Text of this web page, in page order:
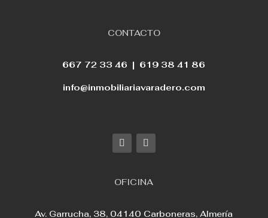
CONTACTO
667 72 33 46 | 619 38 41 86
info@inmobiliariavaradero.com
OFICINA
Av. Garrucha, 38, 04140 Carboneras, Almería